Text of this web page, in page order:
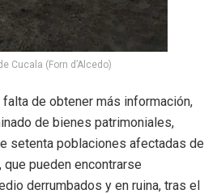
Cucala (Forn d’Alcedo)
de obtener más información,
de bienes patrimoniales,
setenta poblaciones afectadas de
que pueden encontrarse
derrumbados y en ruina, tras el